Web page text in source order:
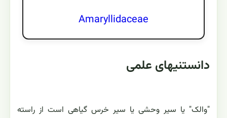
Amaryllidaceae
دانستنیهای علمی
"والک" یا سیر وحشی یا سیر خرس گیاهی است از راسته